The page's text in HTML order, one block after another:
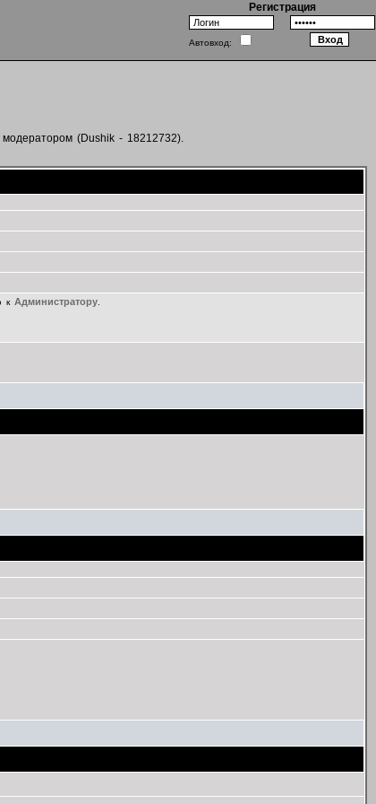
Регистрация
Автовход:
(Dushik - 18212732).
к Администратору